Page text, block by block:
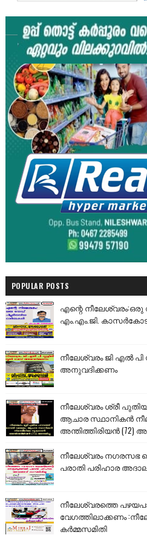
POPULAR POSTS
എന്റെ
എം.എം.ജി.
നീലേശ്വരം ജി എൽ
അനുവദിക്കണം
നീലേശ്വരം ശ്രീ
ആചാര സ്ഥാനികൻ
അന്തിത്തിരിയൻ (72)
നീലേശ്വരം നഗരസഭ
പരാതി പരിഹാര
നീലേശ്വരത്തെ
വേഗത്തിലാക്കണം
കർമ്മസമിതി